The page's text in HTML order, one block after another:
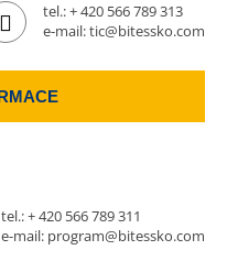
tel.:+ 420 566 789 313
e-mail:tic@bitessko.com
tel.:+ 420 566 789 311
e-mail: program@bitessko.com